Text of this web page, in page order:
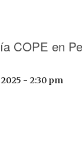
COPE en
- 2:30 pm